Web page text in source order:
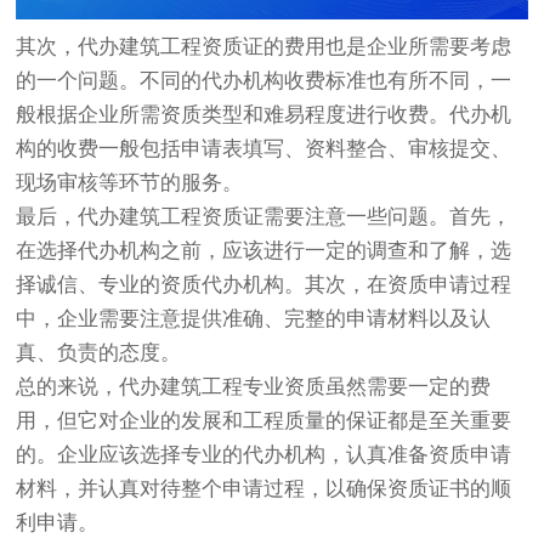
其次，代办建筑工程资质证的费用也是企业所需要考虑
的一个问题。不同的代办机构收费标准也有所不同，一
般根据企业所需资质类型和难易程度进行收费。代办机
构的收费一般包括申请表填写、资料整合、审核提交、
现场审核等环节的服务。
最后，代办建筑工程资质证需要注意一些问题。首先，
在选择代办机构之前，应该进行一定的调查和了解，选
择诚信、专业的资质代办机构。其次，在资质申请过程
中，企业需要注意提供准确、完整的申请材料以及认
真、负责的态度。
总的来说，代办建筑工程专业资质虽然需要一定的费
用，但它对企业的发展和工程质量的保证都是至关重要
的。企业应该选择专业的代办机构，认真准备资质申请
材料，并认真对待整个申请过程，以确保资质证书的顺
利申请。